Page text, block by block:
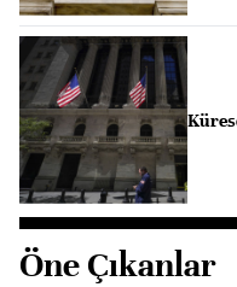
Öne Çıkanlar